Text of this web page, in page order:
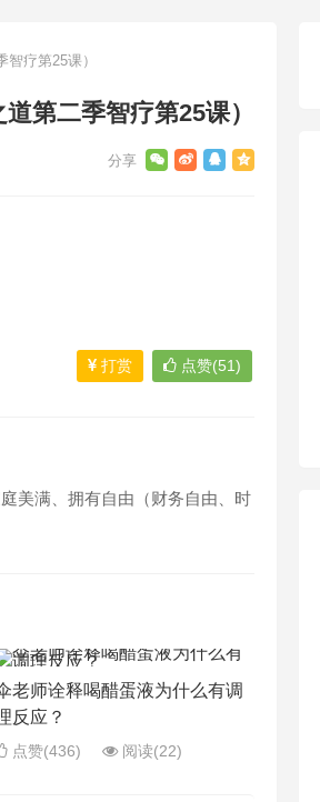
疗第25课）
第二季智疗第25课）
打赏 点赞(51)
美满、拥有自由（财务自由、时
老师诠释喝醋蛋液为什么有调
反应？
点赞(436) 阅读(22)